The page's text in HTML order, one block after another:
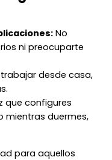
No
ni preocuparte
trabajar desde casa,
que configures
mientras duermes,
para aquellos